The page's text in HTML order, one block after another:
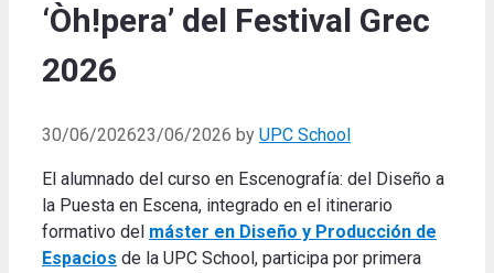
‘Òh!pera’ del Festival Grec
2026
30/06/202623/06/2026 by UPC School
El alumnado del curso en Escenografía: del Diseño a
la Puesta en Escena, integrado en el itinerario
formativo del máster en Diseño y Producción de
Espacios de la UPC School, participa por primera